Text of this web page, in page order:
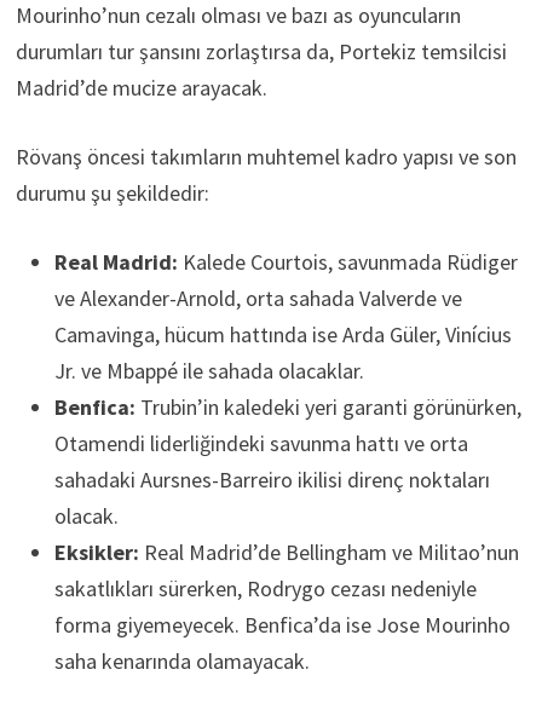
Mourinho’nun cezalı olması ve bazı as oyuncuların
durumları tur şansını zorlaştırsa da, Portekiz temsilcisi
Madrid’de mucize arayacak.
Rövanş öncesi takımların muhtemel kadro yapısı ve son
durumu şu şekildedir:
Real Madrid: Kalede Courtois, savunmada Rüdiger
ve Alexander-Arnold, orta sahada Valverde ve
Camavinga, hücum hattında ise Arda Güler, Vinícius
Jr. ve Mbappé ile sahada olacaklar.
Benfica: Trubin’in kaledeki yeri garanti görünürken,
Otamendi liderliğindeki savunma hattı ve orta
sahadaki Aursnes-Barreiro ikilisi direnç noktaları
olacak.
Eksikler: Real Madrid’de Bellingham ve Militao’nun
sakatlıkları sürerken, Rodrygo cezası nedeniyle
forma giyemeyecek. Benfica’da ise Jose Mourinho
saha kenarında olamayacak.